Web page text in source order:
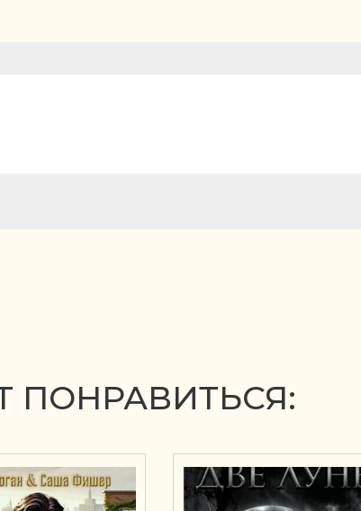
ПОНРАВИТЬСЯ: